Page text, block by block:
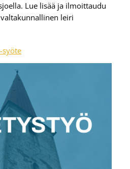
Lue lisää ja ilmoittaudu
leiri
syöte